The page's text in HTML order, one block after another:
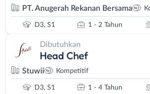
PT. Anugerah Rekanan Bersama
D3, S1 1 - 2 Tahun
Dibutuhkan
Head Chef
Stuwii Kompetitif
D3, S1 1 - 4 Tahun